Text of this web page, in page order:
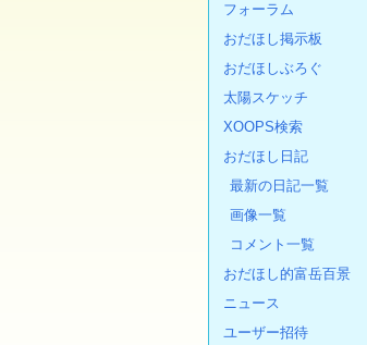
フォーラム
おだほし掲示板
おだほしぶろぐ
太陽スケッチ
XOOPS検索
おだほし日記
最新の日記一覧
画像一覧
コメント一覧
おだほし的富岳百景
ニュース
ユーザー招待